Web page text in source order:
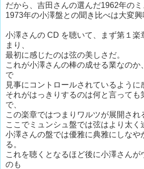
だから、吉田さんの選んだ1962年のミ
1973年の小澤盤との聞き比べは大変興
小澤さんの CD を聴いて、まず第１楽
まり、
最初に感じたのは弦の美しさだ。
これが小澤さんの棒の成せる業なのか
で
見事にコントロールされているように
それがはっきりするのは何と言っても
で、
この楽章ではつまりワルツが展開され
ここでミュンシュ盤では弦はより太く
小澤さんの盤では優雅に典雅にしなや
る。
これを聴くとなるほど後に小澤さんが
のも